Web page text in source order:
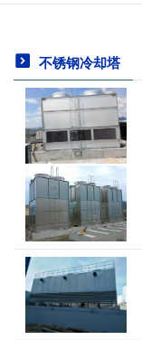
不锈钢冷却塔